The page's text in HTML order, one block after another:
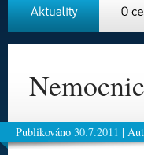
Publikováno 30.7.2011 |